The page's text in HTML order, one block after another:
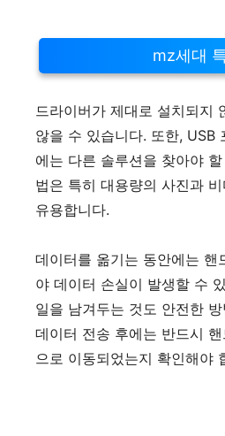
mz세대
드라이버가 제대로 설치되지
않을 수 있습니다. 또한, USB
에는 다른 솔루션을 찾아야
법은 특히 대용량의 사진과
유용합니다.
데이터를 옮기는 동안에는 핸
야 데이터 손실이 발생할 수
일을 남겨두는 것도 안전한
데이터 전송 후에는 반드시
으로 이동되었는지 확인해야